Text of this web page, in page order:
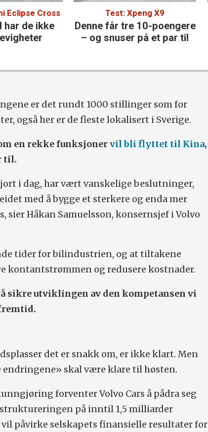
Eclipse Cross
har de ikke
Test: Xpeng X9
Denne får tre 10-poengere
– og snuser på et par til
er det rundt 1000 stillinger som for
også her er de fleste lokalisert i Sverige.
en rekke funksjonervil bli flyttet til Kina,
til.
i dag, har vært vanskelige beslutninger,
med å bygge et sterkere og enda mer
sier Håkan Samuelsson, konsernsjef i Volvo
tider for bilindustrien, og at tiltakene
kontantstrømmen og redusere kostnader.
sikre utviklingen av den kompetansen vi
det er snakk om, er ikke klart. Men
skal være klare til høsten.
forventer Volvo Cars å pådra seg
på inntil 1,5 milliarder
påvirke selskapets finansielle resultater for